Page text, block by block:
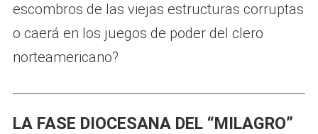
escombros de las viejas estructuras corruptas
o caerá en los juegos de poder del clero
norteamericano?
LA FASE DIOCESANA DEL “MILAGRO”